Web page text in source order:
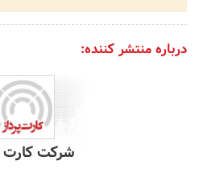
درباره منتشر کننده:
شرکت کارت